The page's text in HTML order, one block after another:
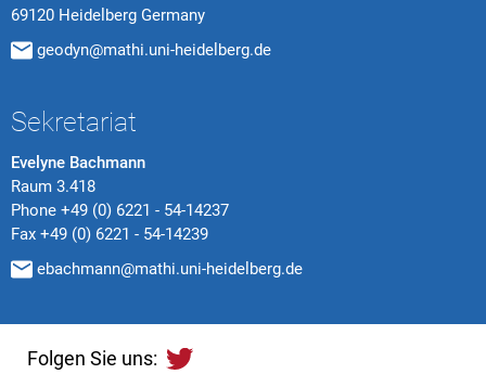
69120 Heidelberg Germany
geodyn@mathi.uni-heidelberg.de
Sekretariat
Evelyne Bachmann
Raum 3.418
Phone +49 (0) 6221 - 54-14237
Fax +49 (0) 6221 - 54-14239
ebachmann@mathi.uni-heidelberg.de
Folgen Sie uns: